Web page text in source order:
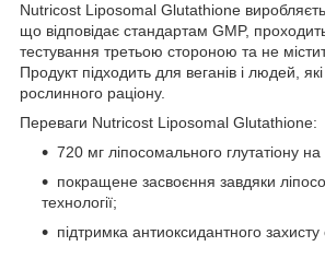
Nutricost Liposomal Glutathione
що відповідає стандартам GMP,
тестування третьою стороною та не
Продукт підходить для веганів і людей,
рослинного раціону.
Переваги Nutricost Liposomal Glutathione:
720 мг ліпосомального глутатіону
покращене засвоєння завдяки
технології;
підтримка антиоксидантного захисту